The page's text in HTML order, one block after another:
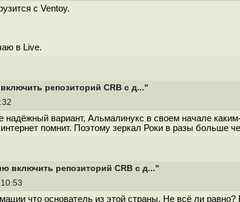
с Ventoy.
в Live.
репозиторий CRB с д..."
вариант, Альмалинукс в своем начале
помнит. Поэтому зеркал Роки в разы больше
включить репозиторий CRB с д..."
что основатель из этой страны. Не всё ли равно?